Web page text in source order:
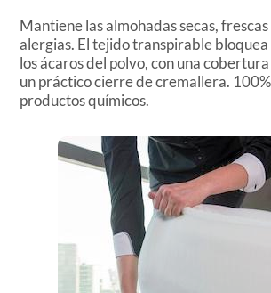
Mantiene las almohadas secas,
alergias. El tejido transpirable
los ácaros del polvo, con una
un práctico cierre de cremallera.
productos químicos.